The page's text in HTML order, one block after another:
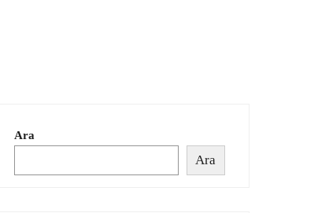
Ara
Ara